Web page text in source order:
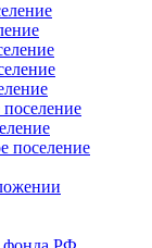
поселение
поселение